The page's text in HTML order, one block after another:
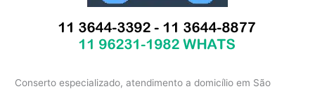
Conserto especializado, atendimento a domicílio em São